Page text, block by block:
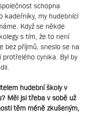
schopna
kadeřníky, my hudebníci
Když se někde
s tím, že to není
bez příjmů, sneslo se na
cynika. Byl by
hudební školy v
Měl jsi třeba v sobě už
těm méně zkušeným,